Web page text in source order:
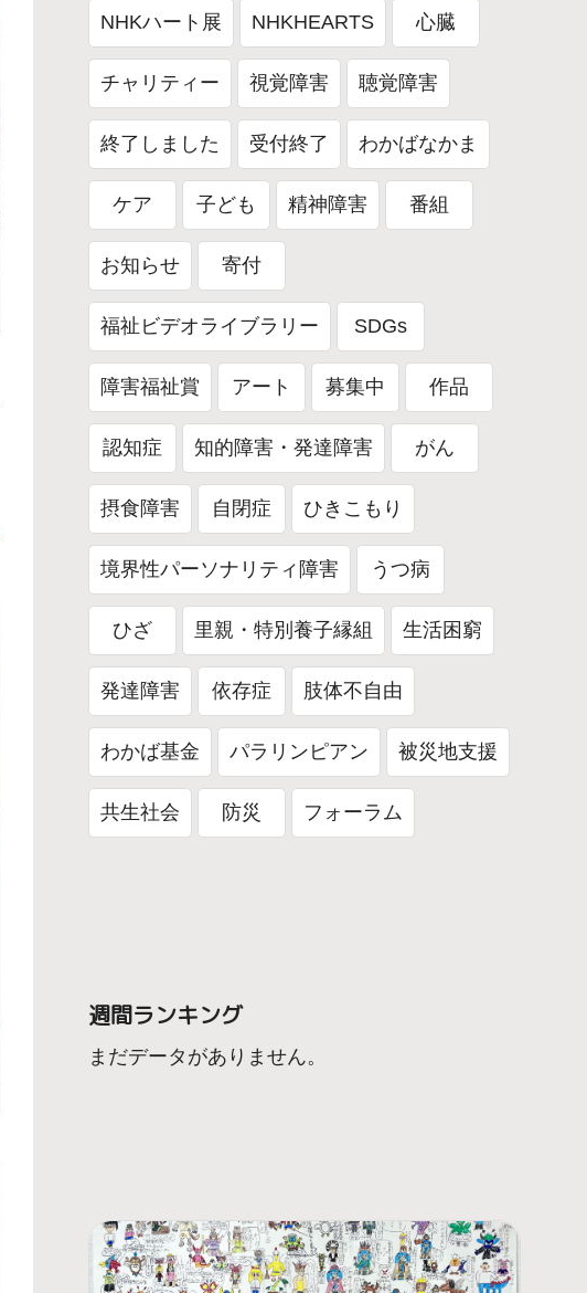
NHKハート展 NHKHEARTS 心臓
チャリティー 視覚障害 聴覚障害
終了しました 受付終了 わかばなかま
ケア 子ども 精神障害 番組
お知らせ 寄付
福祉ビデオライブラリー SDGs
障害福祉賞 アート 募集中 作品
認知症 知的障害・発達障害 がん
摂食障害 自閉症 ひきこもり
境界性パーソナリティ障害 うつ病
ひざ 里親・特別養子縁組 生活困窮
発達障害 依存症 肢体不自由
わかば基金 パラリンピアン 被災地支援
共生社会 防災 フォーラム
週間ランキング
まだデータがありません。